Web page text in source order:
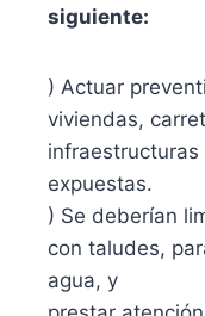
siguiente:
) Actuar
viviendas,
infraestructuras
expuestas.
) Se deberían
con taludes,
agua, y